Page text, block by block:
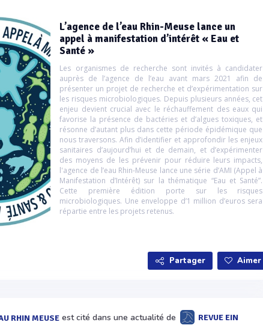
L’agence de l’eau Rhin-Meuse lance un
appel à manifestation d’intérêt « Eau et
Santé »
Les organismes de recherche sont invités à candidater
auprès de l’agence de l’eau avant mars 2021 afin de
présenter un projet de recherche et d’expérimentation sur
les risques microbiologiques. Depuis plusieurs années, cet
enjeu devient crucial avec le réchauffement des eaux qui
favorise la présence de bactéries et d’algues toxiques, et
résonne d’autant plus dans cette période épidémique que
nous traversons. Afin d’identifier et approfondir les enjeux
sanitaires d’aujourd’hui et de demain, et d’expérimenter
des moyens de les prévenir pour réduire leurs impacts,
l'agence de l’eau Rhin-Meuse lance une série d’AMI (Appel à
Manifestation d’Intérêt) sur la thématique “Eau et Santé”.
Cette première édition porte sur les risques
microbiologiques. Une enveloppe d’1 million d’euros sera
répartie entre les projets retenus.
Partager Aimer
RHIN MEUSE est cité dans une actualité de REVUE EIN